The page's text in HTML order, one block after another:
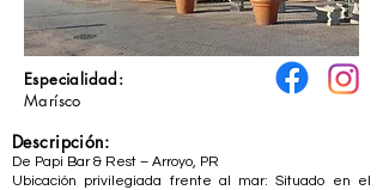
Especialidad:
Marísco
Descripción:
De Papi Bar & Rest – Arroyo, PR
Ubicación privilegiada frente al mar: Situado en el